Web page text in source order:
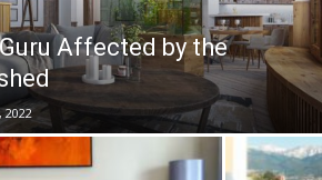
Affected by the
2022